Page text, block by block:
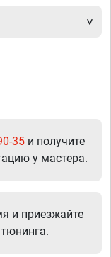
35 и получите
у мастера.
и приезжайте